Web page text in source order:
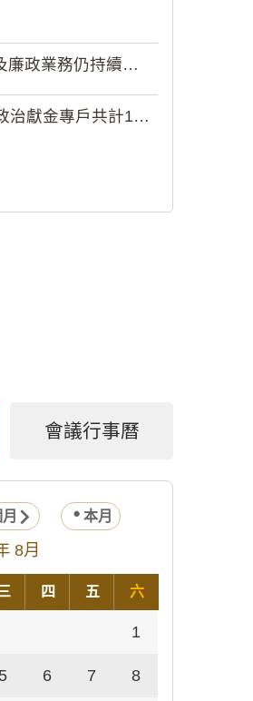
業務仍持續受理
金專戶共計12戶...
會議行事曆
本月
8月
四 五 六
1
5 6 7 8